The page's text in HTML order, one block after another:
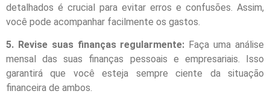
detalhados é crucial para evitar erros e confusões. Assim,
você pode acompanhar facilmente os gastos.
5. Revise suas finanças regularmente: Faça uma análise
mensal das suas finanças pessoais e empresariais. Isso
garantirá que você esteja sempre ciente da situação
financeira de ambos.